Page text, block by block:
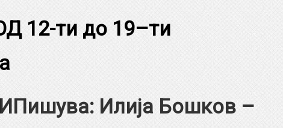
12-ти до 19–ти
Илија Бошков –